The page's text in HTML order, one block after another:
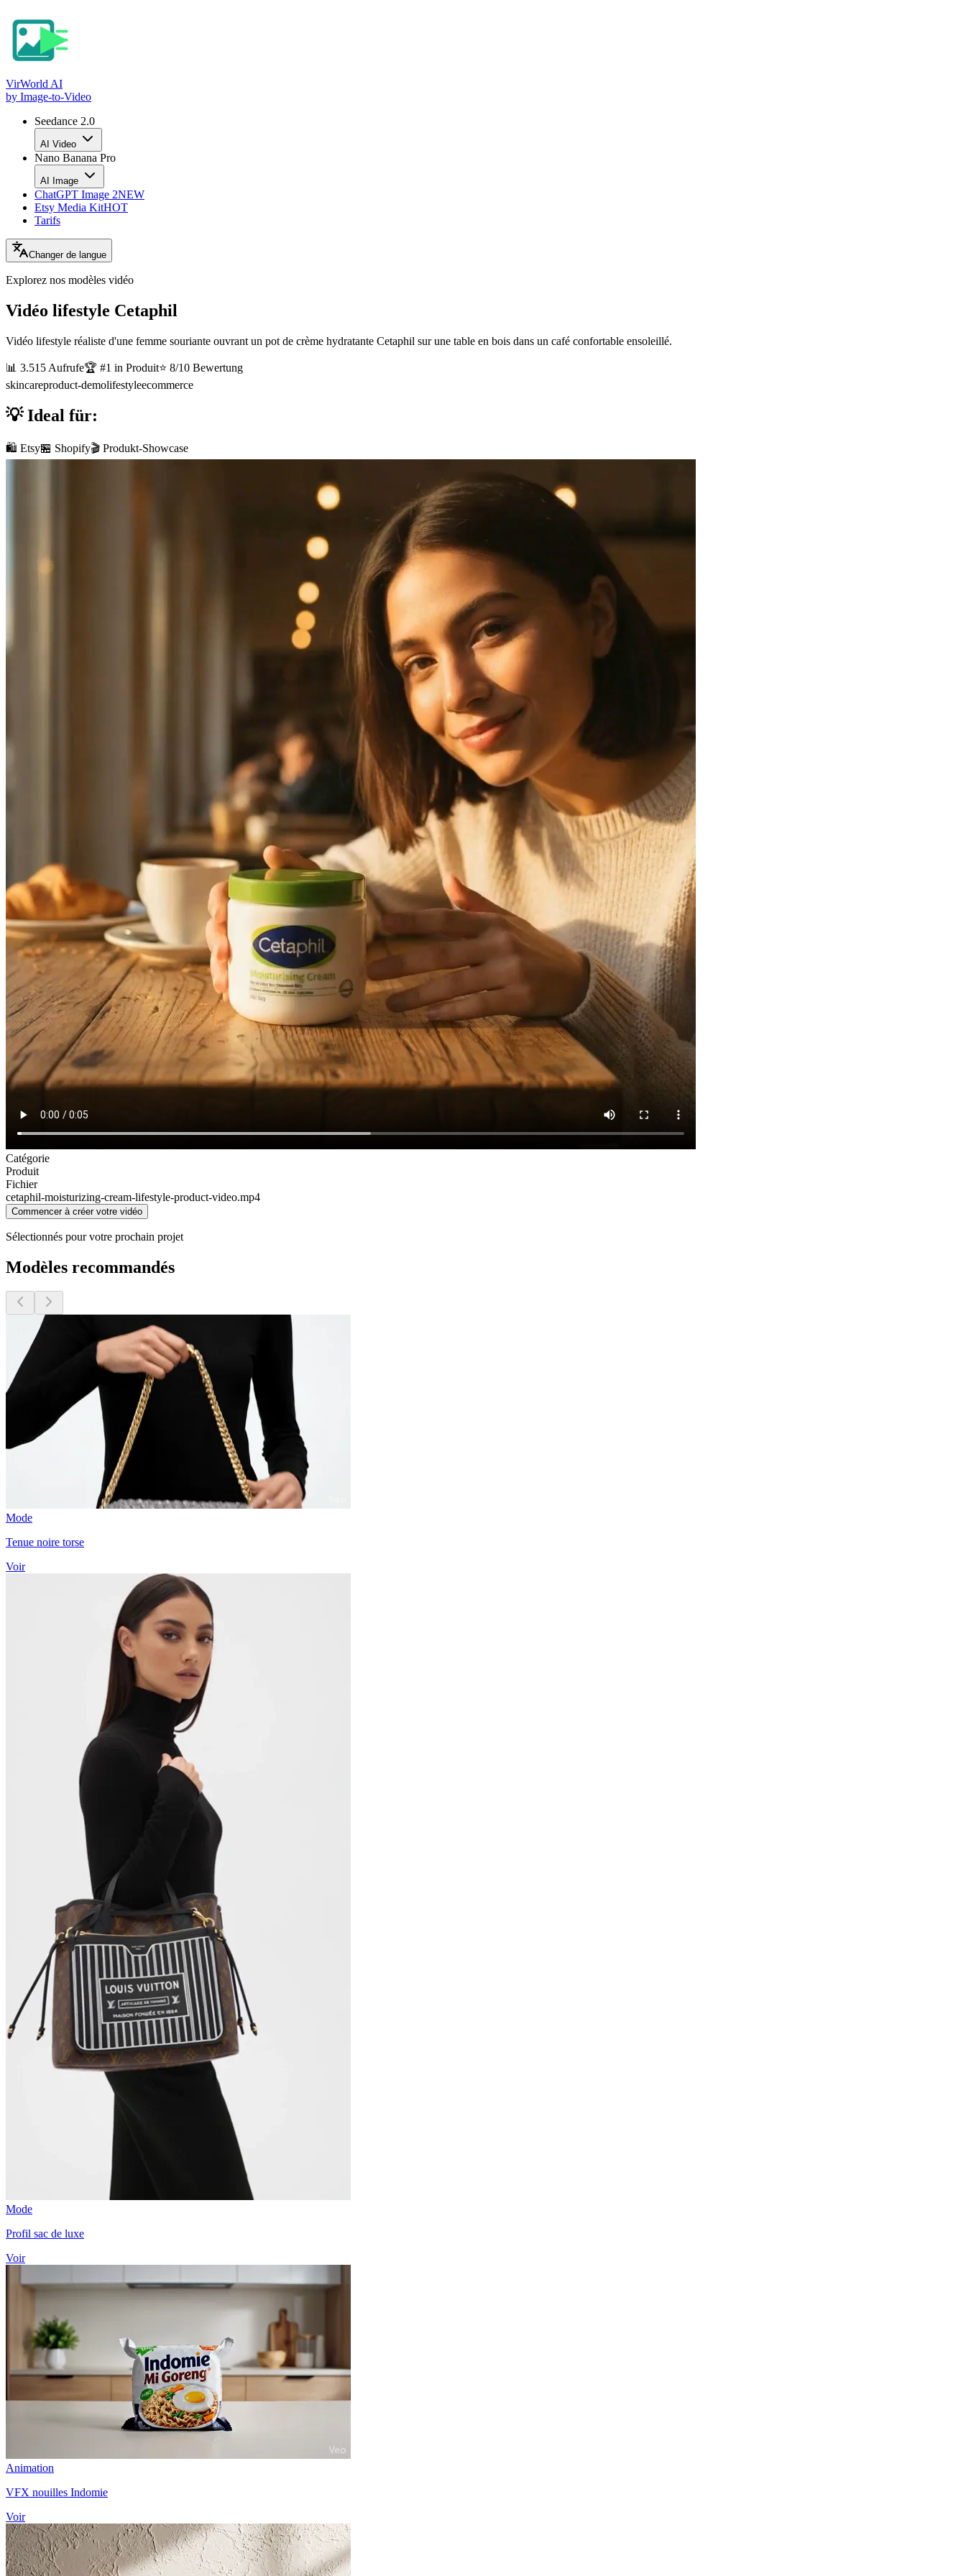
VirWorld AI
by Image-to-Video
Seedance 2.0
AI Video
Nano Banana Pro
AI Image
ChatGPT Image 2NEW
Etsy Media KitHOT
Tarifs
Changer de langue
Explorez nos modèles vidéo
Vidéo lifestyle Cetaphil
Vidéo lifestyle réaliste d'une femme souriante ouvrant un pot de crème hydratante Cetaphil sur une table en bois dans un café confortable ensoleillé.
📊 3.515 Aufrufe🏆 #1 in Produit⭐ 8/10 Bewertung
skincareproduct-demolifestyleecommerce
💡 Ideal für:
🛍️ Etsy🏪 Shopify🎬 Produkt-Showcase
Catégorie
Produit
Fichier
cetaphil-moisturizing-cream-lifestyle-product-video.mp4
Commencer à créer votre vidéo
Sélectionnés pour votre prochain projet
Modèles recommandés
Mode
Tenue noire torse
Voir
Mode
Profil sac de luxe
Voir
Animation
VFX nouilles Indomie
Voir